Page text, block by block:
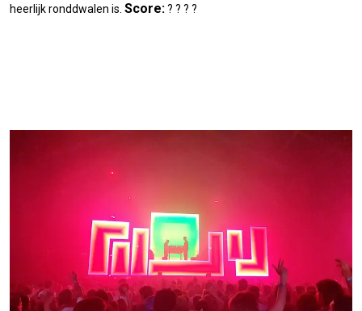
heerlijk ronddwalen is. Score:? ? ? ?